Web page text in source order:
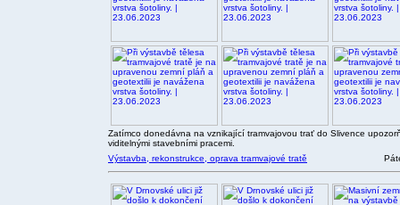
Zatímco donedávna na vznikající tramvajovou trať do Slivence
viditelnými stavebními pracemi.
Výstavba, rekonstrukce, oprava tramvajové tratě